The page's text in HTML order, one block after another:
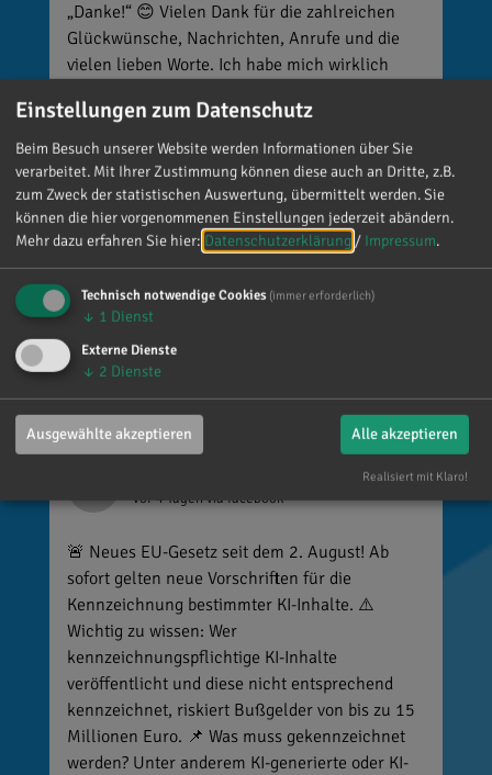
„Danke!“ 😊 Vielen Dank für die zahlreichen
Glückwünsche, Nachrichten, Anrufe und die
vielen lieben Worte. Ich habe mich wirklich
ist alles andere als selbstverständlich, dass sich
so viele Menschen die Zeit nehmen, an einen zu
denken. Umso mehr weiß ich das zu schätzen.
vor 4 Tagenvia facebook
🚨 Neues EU-Gesetz seit dem 2. August! Ab
sofort gelten neue Vorschriften für die
Kennzeichnung bestimmter KI-Inhalte. ⚠️
Wichtig zu wissen: Wer
kennzeichnungspflichtige KI-Inhalte
veröffentlicht und diese nicht entsprechend
kennzeichnet, riskiert Bußgelder von bis zu 15
Millionen Euro. 📌 Was muss gekennzeichnet
werden? Unter anderem KI-generierte oder KI-
Einstellungen zum Datenschutz
Beim Besuch unserer Website werden Informationen über Sie
verarbeitet. Mit Ihrer Zustimmung können diese auch an Dritte, z.B.
zum Zweck der statistischen Auswertung, übermittelt werden. Sie
können die hier vorgenommenen Einstellungen jederzeit abändern.
Mehr dazu erfahren Sie hier: Datenschutzerklärung / Impressum.
Technisch notwendige Cookies (immer erforderlich)
↓ 1 Dienst
Externe Dienste
↓ 2 Dienste
Ausgewählte akzeptieren Alle akzeptieren
Realisiert mit Klaro!